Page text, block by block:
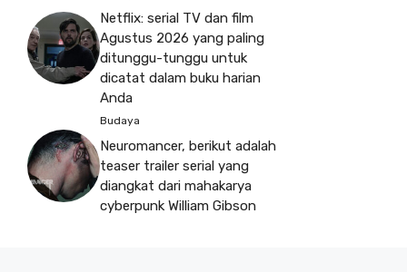
Netflix: serial TV dan film
Agustus 2026 yang paling
ditunggu-tunggu untuk
dicatat dalam buku harian
Anda
Budaya
Neuromancer, berikut adalah
teaser trailer serial yang
diangkat dari mahakarya
cyberpunk William Gibson